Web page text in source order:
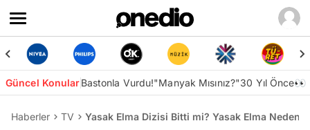
Güncel KonularBastonla Vurdu!"Manyak Mısınız?"30 Yıl Önce👀
Haberler TV Yasak Elma Dizisi Bitti mi? Yasak Elma Neden